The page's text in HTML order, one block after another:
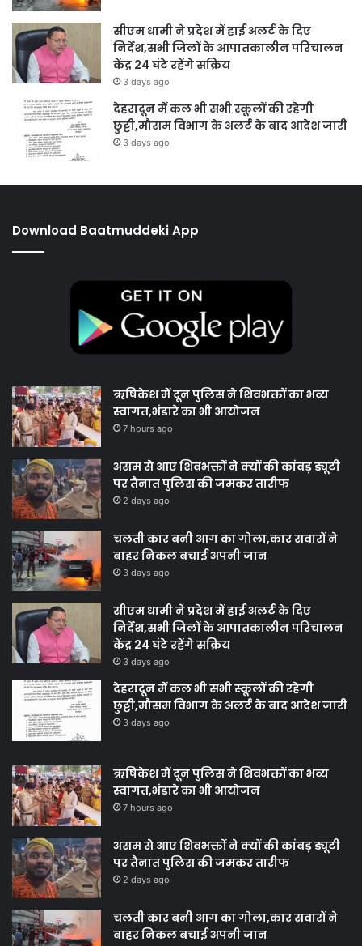
सीएम धामी ने प्रदेश में हाई अलर्ट के दिए
निर्देश,सभी जिलों के आपातकालीन परिचालन
केंद्र 24 घंटे रहेंगे सक्रिय
3 days ago
देहरादून में कल भी सभी स्कूलों की रहेगी
छुट्टी,मौसम विभाग के अलर्ट के बाद आदेश जारी
3 days ago
Download Baatmuddeki App
ऋषिकेश में दून पुलिस ने शिवभक्तों का भव्य
स्वागत,भंडारे का भी आयोजन
7 hours ago
असम से आए शिवभक्तों ने क्यों की कांवड़ ड्यूटी
पर तैनात पुलिस की जमकर तारीफ
2 days ago
चलती कार बनी आग का गोला,कार सवारों ने
बाहर निकल बचाई अपनी जान
3 days ago
सीएम धामी ने प्रदेश में हाई अलर्ट के दिए
निर्देश,सभी जिलों के आपातकालीन परिचालन
केंद्र 24 घंटे रहेंगे सक्रिय
3 days ago
देहरादून में कल भी सभी स्कूलों की रहेगी
छुट्टी,मौसम विभाग के अलर्ट के बाद आदेश जारी
3 days ago
ऋषिकेश में दून पुलिस ने शिवभक्तों का भव्य
स्वागत,भंडारे का भी आयोजन
7 hours ago
असम से आए शिवभक्तों ने क्यों की कांवड़ ड्यूटी
पर तैनात पुलिस की जमकर तारीफ
2 days ago
चलती कार बनी आग का गोला,कार सवारों ने
बाहर निकल बचाई अपनी जान